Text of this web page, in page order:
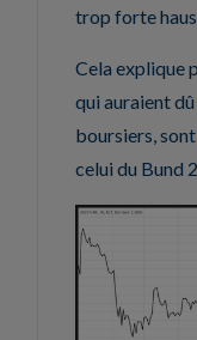
trop forte
Cela explique
qui auraient
boursiers,
celui du Bund